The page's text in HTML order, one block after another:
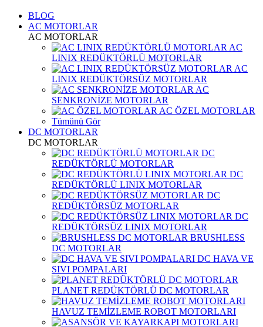
BLOG
AC MOTORLAR
AC MOTORLAR
AC
LINIX REDÜKTÖRLÜ MOTORLAR
AC
LINIX REDÜKTÖRSÜZ MOTORLAR
AC
SENKRONİZE MOTORLAR
AC ÖZEL MOTORLAR
Tümünü Gör
DC MOTORLAR
DC MOTORLAR
DC
REDÜKTÖRLÜ MOTORLAR
DC
REDÜKTÖRLÜ LINIX MOTORLAR
DC
REDÜKTÖRSÜZ MOTORLAR
DC
REDÜKTÖRSÜZ LINIX MOTORLAR
BRUSHLESS
DC MOTORLAR
DC HAVA VE
SIVI POMPALARI
PLANET REDÜKTÖRLÜ DC MOTORLAR
HAVUZ TEMİZLEME ROBOT MOTORLARI